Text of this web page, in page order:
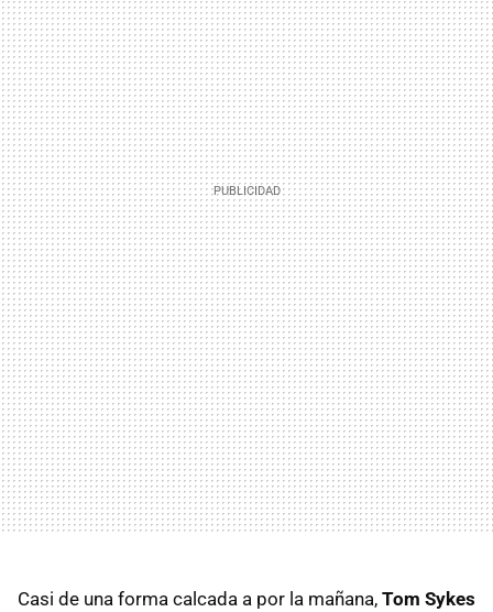
Casi de una forma calcada a por la mañana, Tom Sykes